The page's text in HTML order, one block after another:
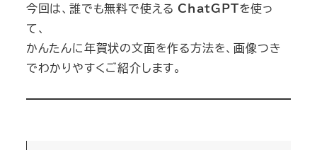
今回は、誰でも無料で使える ChatGPTを使っ
て、
かんたんに年賀状の文面を作る方法を、画像つき
でわかりやすくご紹介します。